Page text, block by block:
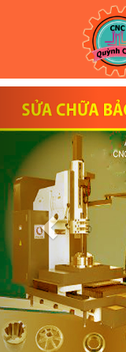
Previous